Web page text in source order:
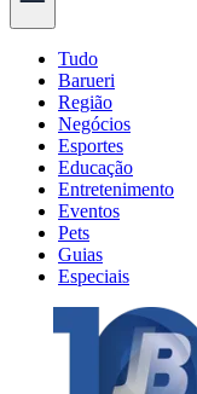
Tudo
Barueri
Região
Negócios
Esportes
Educação
Entretenimento
Eventos
Pets
Guias
Especiais
Explore Tudo
Últimas Notícias
Previsão do Tempo
Trânsito e Rotas